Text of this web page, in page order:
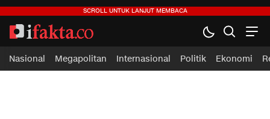
ifakta.co
#pastibenar
Nasional Megapolitan Internasional Politik Ekonomi